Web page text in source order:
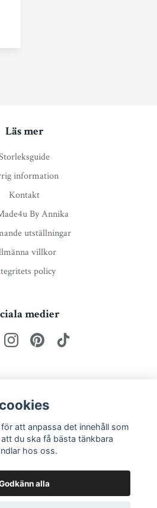
Läs mer
information
Kontakt
By Annika
utställningar
villkor
policy
medier
Prenumerera
att anpassa det innehåll som
du ska få bästa tänkbara
hos oss.
alla